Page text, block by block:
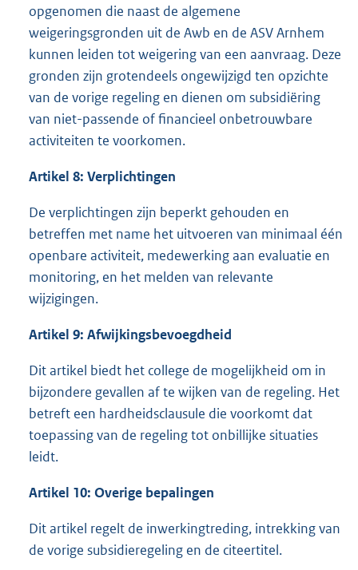
opgenomen die naast de algemene
weigeringsgronden uit de Awb en de ASV Arnhem
kunnen leiden tot weigering van een aanvraag. Deze
gronden zijn grotendeels ongewijzigd ten opzichte
van de vorige regeling en dienen om subsidiëring
van niet-passende of financieel onbetrouwbare
activiteiten te voorkomen.
Artikel 8: Verplichtingen
De verplichtingen zijn beperkt gehouden en
betreffen met name het uitvoeren van minimaal één
openbare activiteit, medewerking aan evaluatie en
monitoring, en het melden van relevante
wijzigingen.
Artikel 9: Afwijkingsbevoegdheid
Dit artikel biedt het college de mogelijkheid om in
bijzondere gevallen af te wijken van de regeling. Het
betreft een hardheidsclausule die voorkomt dat
toepassing van de regeling tot onbillijke situaties
leidt.
Artikel 10: Overige bepalingen
Dit artikel regelt de inwerkingtreding, intrekking van
de vorige subsidieregeling en de citeertitel.